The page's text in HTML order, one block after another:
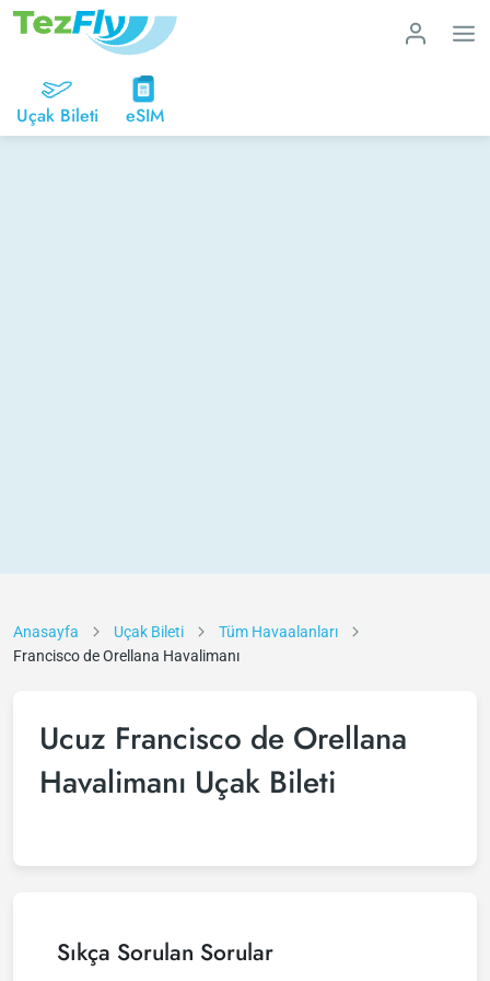
Uçak Bileti eSIM
Anasayfa Uçak Bileti
Tüm Havaalanları
Francisco de Orellana Havalimanı
Ucuz Francisco de Orellana
Havalimanı Uçak Bileti
Sıkça Sorulan Sorular